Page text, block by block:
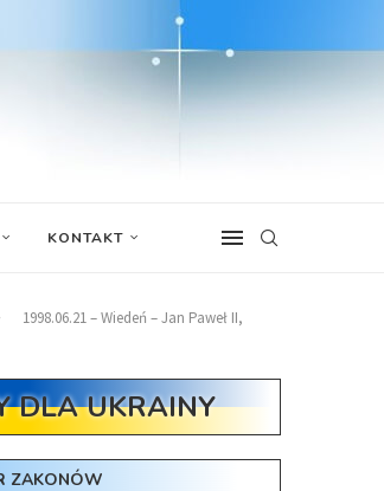
KONTAKT
1998.06.21 – Wiedeń – Jan Paweł II,
DLA UKRAINY
ZAKONÓW